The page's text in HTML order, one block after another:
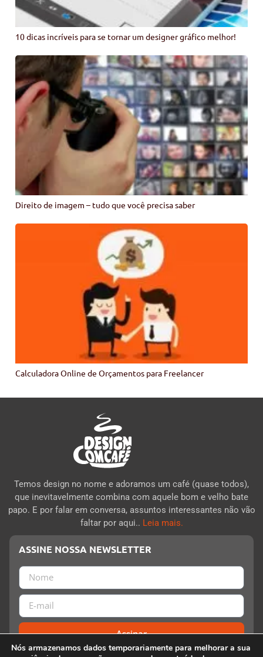
10 dicas incríveis para se tornar um designer gráfico melhor!
Direito de imagem – tudo que você precisa saber
Calculadora Online de Orçamentos para Freelancer
Temos design no nome e adoramos um café (quase todos),
que inevitavelmente combina com aquele bom e velho bate
papo. E por falar em conversa, assuntos interessantes não vão
faltar por aqui.. Leia mais.
ASSINE NOSSA NEWSLETTER
Assinar
Nós armazenamos dados temporariamente para melhorar a sua